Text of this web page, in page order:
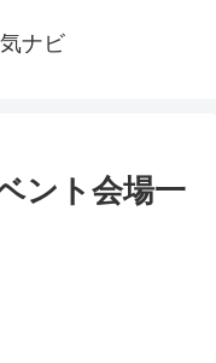
ナビ
ント会場一